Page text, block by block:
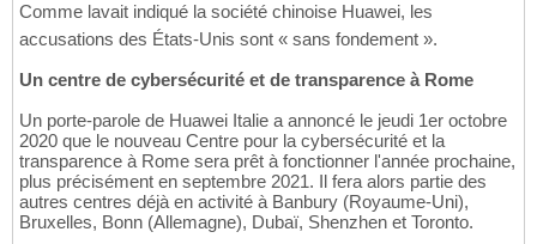
Comme lavait indiqué la société chinoise Huawei, les
accusations des États-Unis sont « sans fondement ».
Un centre de cybersécurité et de transparence à Rome
Un porte-parole de Huawei Italie a annoncé le jeudi 1er octobre
2020 que le nouveau Centre pour la cybersécurité et la
transparence à Rome sera prêt à fonctionner l'année prochaine,
plus précisément en septembre 2021. Il fera alors partie des
autres centres déjà en activité à Banbury (Royaume-Uni),
Bruxelles, Bonn (Allemagne), Dubaï, Shenzhen et Toronto.